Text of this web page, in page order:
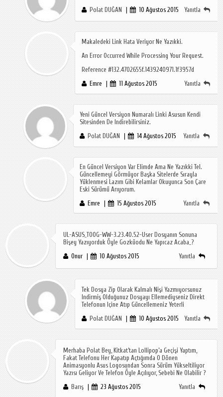
Polat DUĞAN
10 Ağustos 2015 Yanıtla
Makaledeki Link Hata Veriyor Ne Yazıkki.
An Error Occurred While Processing Your Request.
Reference #132.4702655f.1439240971.1f3957d
Emre
11 Ağustos 2015 Yanıtla
Yeni Güncel Versiyon Numaralı Linki Asusun Kendi
Sitesinden De Indirebilirsiniz.
Polat DUĞAN
14 Ağustos 2015 Yanıtla
En Güncel Versiyon Var Elimde Ama Ne Yazıkki Tel.
Güncellemeyi Görmüyor Başka Sitelerde Sırayla
Yüklenmesi Lazım Gibi Kelamlar Okuyunca Son Çare
Eski Sürümü Arıyorum.
Emre
15 Ağustos 2015 Yanıtla
UL-ASUS_T00G-WW-3.23.40.52-User Dosyanın Sonuna
Bişey Yazıyorduk Öyle Gozküodu Ne Yapıcaz Acaba_?
Onur
10 Ağustos 2015 Yanıtla
Tek Dosya Zip Olarak Kalmalı Nişi Yazmıyorsunuz
Indirmiş Olduğunuz Dosyayı Ellemediyseniz Direkt
Telefonun Içine Atıp Güncellemeniz Yeterli
Polat DUĞAN
10 Ağustos 2015 Yanıtla
Merhaba Polat Bey, Kitkat’tan Lollipop’a Geçişi Yaptım,
Fakat Telefonu Her Kapatıp Açtığımda O Dönen
Animasyonlu Asus Logosundan Sonra Sürüm Yükseltiliyor
Yazısı Geliyor Ve Telefon Öyle Açılıyor, Sebebi Ne Olabilir ?
Barış
23 Ağustos 2015 Yanıtla